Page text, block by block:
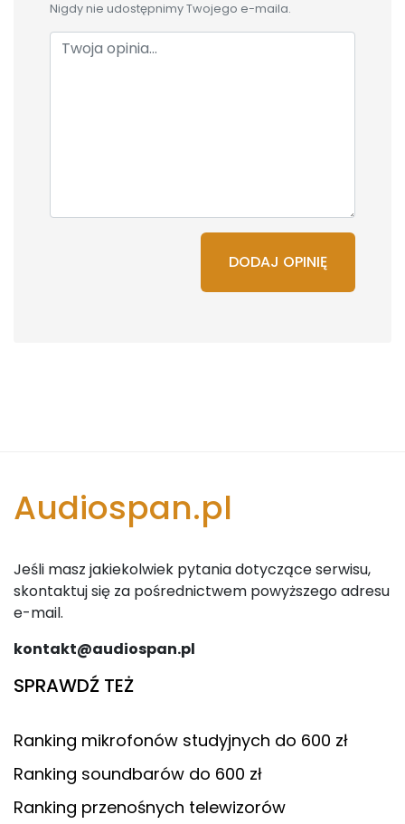
Nigdy nie udostępnimy Twojego e-maila.
DODAJ OPINIĘ
Audiospan.pl
Jeśli masz jakiekolwiek pytania dotyczące serwisu,
skontaktuj się za pośrednictwem powyższego adresu
e-mail.
kontakt@audiospan.pl
SPRAWDŹ TEŻ
Ranking mikrofonów studyjnych do 600 zł
Ranking soundbarów do 600 zł
Ranking przenośnych telewizorów